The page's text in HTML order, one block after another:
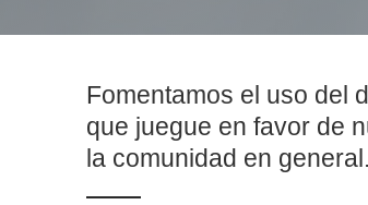
Fomentamos el uso del
que juegue en favor de
la comunidad en